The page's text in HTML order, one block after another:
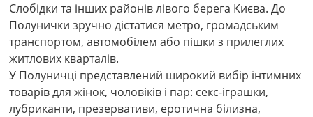
Слобідки та інших районів лівого берега Києва. До
Полунички зручно дістатися метро, громадським
транспортом, автомобілем або пішки з прилеглих
житлових кварталів.
У Полуничці представлений широкий вибір інтимних
товарів для жінок, чоловіків і пар: секс-іграшки,
лубриканти, презервативи, еротична білизна,